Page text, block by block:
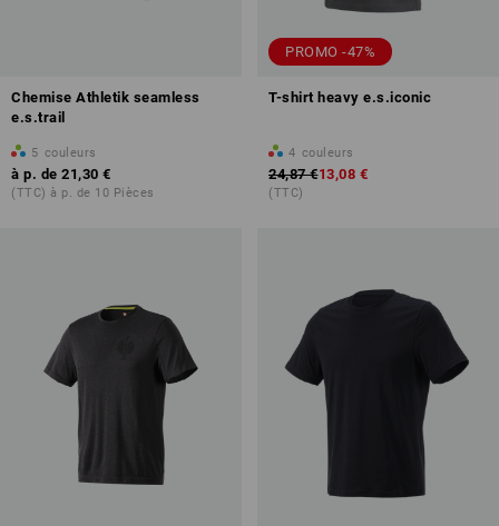
Chemise Athletik seamless
e.s.trail
5 couleurs
à p. de 21,30 €
(TTC) à p. de 10 Pièces
PROMO -47%
T-shirt heavy e.s.iconic
4 couleurs
24,87 €13,08 €
(TTC)